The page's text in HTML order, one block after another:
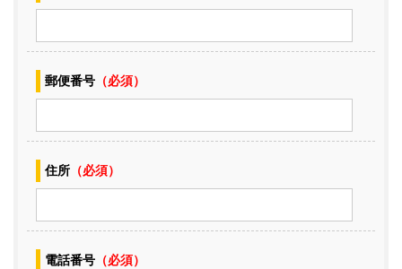
郵便番号 （必須）
住所 （必須）
電話番号 （必須）